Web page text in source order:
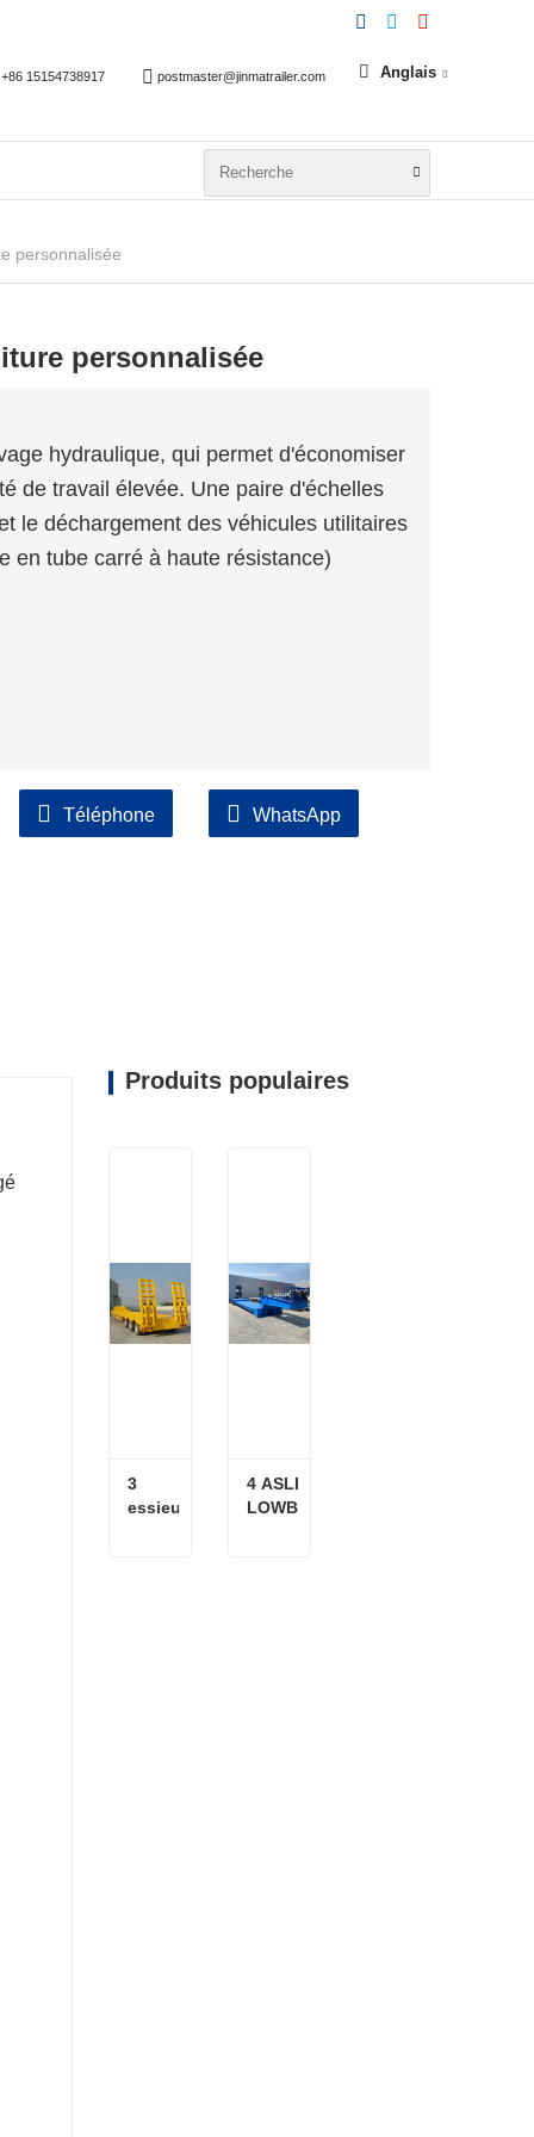
+86 15154738917 postmaster@jinmatrailer.com Anglais
personnalisée
personnalisée
hydraulique, qui permet d'économiser
de travail élevée. Une paire d'échelles
le déchargement des véhicules utilitaires
en tube carré à haute résistance)
Téléphone WhatsApp
Produits populaires
3
essieux
4 ASLE
LOWBOY